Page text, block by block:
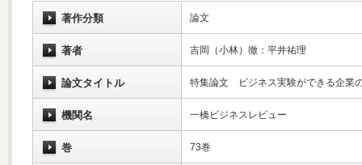
著作分類 論文
著者 吉岡（小林）徹：平井祐理
論文タイトル 特集論文 ビジネス実験ができる企業
機関名 一橋ビジネスレビュー
巻 73巻